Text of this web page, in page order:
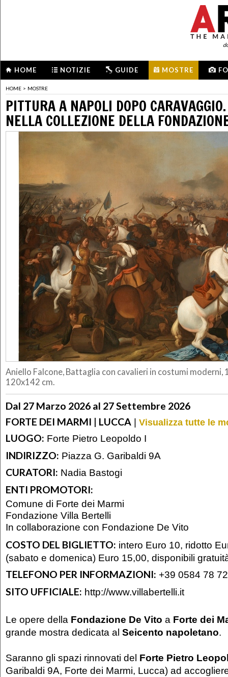
HOME NOTIZIE GUIDE MOSTRE
HOME > MOSTRE
PITTURA A NAPOLI DOPO
NELLA COLLEZIONE DELLA
Aniello Falcone, Battaglia con cavalieri in costumi moderni,
120x142 cm.
Dal 27 Marzo 2026 al 27 Settembre 2026
FORTE DEI MARMI | LUCCA | Visualizza tutte le
LUOGO: Forte Pietro Leopoldo I
INDIRIZZO: Piazza G. Garibaldi 9A
CURATORI: Nadia Bastogi
ENTI PROMOTORI:
Comune di Forte dei Marmi
Fondazione Villa Bertelli
In collaborazione con Fondazione De Vito
COSTO DEL BIGLIETTO: intero Euro 10, ridotto
(sabato e domenica) Euro 15,00, disponibili
TELEFONO PER INFORMAZIONI: +39 0584 78
SITO UFFICIALE: http://www.villabertelli.it
Le opere della Fondazione De Vito a Forte dei
grande mostra dedicata al Seicento napoletano.
Saranno gli spazi rinnovati del Forte Pietro
Garibaldi 9A, Forte dei Marmi, Lucca) ad